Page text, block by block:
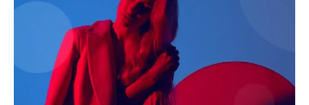
Contact Us
About Us
Privacy Policy
Terms of Use Agreement